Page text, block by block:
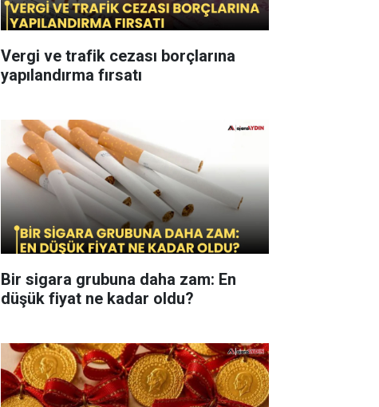
Vergi ve trafik cezası borçlarına
yapılandırma fırsatı
Bir sigara grubuna daha zam: En
düşük fiyat ne kadar oldu?